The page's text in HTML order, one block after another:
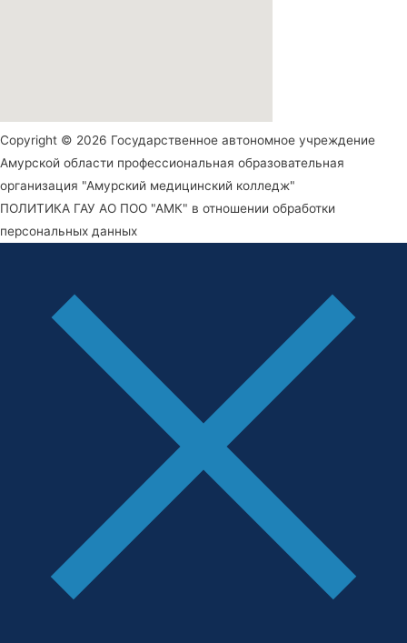
Copyright © 2026 Государственное автономное учреждение
Амурской области профессиональная образовательная
организация "Амурский медицинский колледж"
ПОЛИТИКА ГАУ АО ПОО "АМК" в отношении обработки
персональных данных